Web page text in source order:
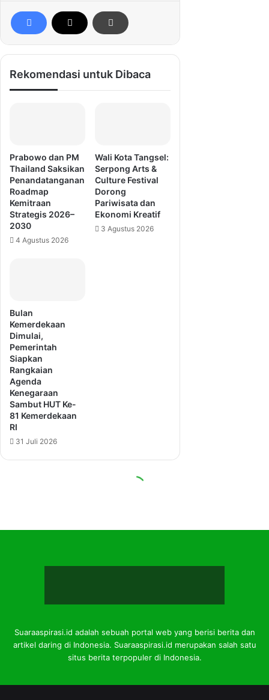
Suaraaspirasi.id adalah sebuah portal web yang berisi berita dan
artikel daring di Indonesia. Suaraaspirasi.id merupakan salah satu
situs berita terpopuler di Indonesia.